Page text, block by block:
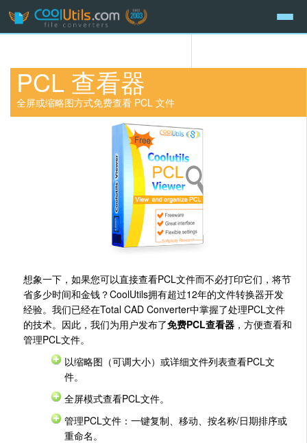
PCL 查看器
全屏或缩略图方式免费查看 PCL 文件
想象一下，如果您可以直接查看PCL文件而不必打印它们，将节
省多少时间和金钱？CoolUtils拥有超过12年的文件转换器开发
经验。我们已经在Total CAD Converter中掌握了处理PCL文件
的技术。因此，我们为用户发布了免费PCL查看器 ，方便查看和
管理PCL文件。
以缩略图（可调大小）或详细文件列表查看PCL文
件。
全屏模式查看PCL文件。
管理PCL文件：一键复制、移动、按名称/日期排序或
重命名。